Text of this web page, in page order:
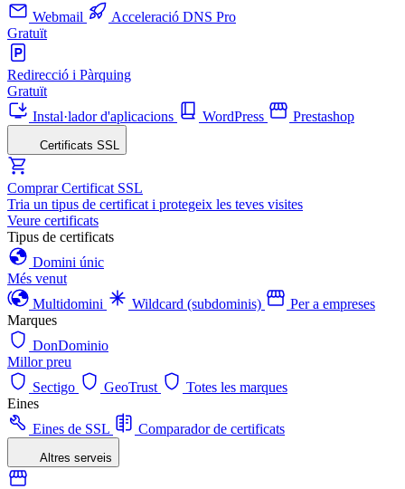
Webmail
Acceleració DNS Pro
Gratuït
Redirecció i Pàrquing
Gratuït
Instal·lador d'aplicacions
WordPress Prestashop
Certificats SSL
Comprar Certificat SSL
Tria un tipus de certificat i protegeix les teves visites
Veure certificats
Tipus de certificats
Domini únic
Més venut
Multidomini
Wildcard (subdominis)
Per a empreses
Marques
DonDominio
Millor preu
Sectigo
GeoTrust
Totes les marques
Eines
Eines de SSL
Comparador de certificats
Altres serveis